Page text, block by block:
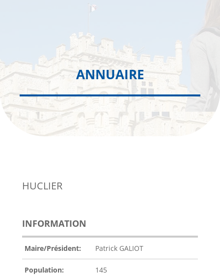
ANNUAIRE
HUCLIER
INFORMATION
Maire/Président: Patrick GALIOT
Population: 145